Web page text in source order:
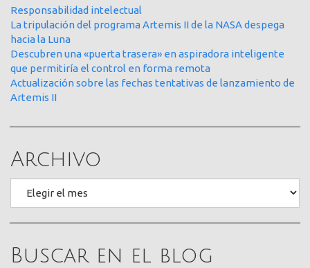
Responsabilidad intelectual
La tripulación del programa Artemis II de la NASA despega
hacia la Luna
Descubren una «puerta trasera» en aspiradora inteligente
que permitiría el control en forma remota
Actualización sobre las fechas tentativas de lanzamiento de
Artemis II
Archivo
Buscar en el blog